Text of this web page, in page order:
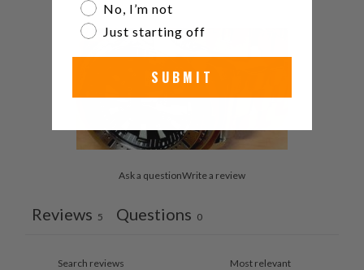
Ask a questionWrite a review
Reviews 5 Questions 0
No, I’m not
Just starting off
SUBMIT